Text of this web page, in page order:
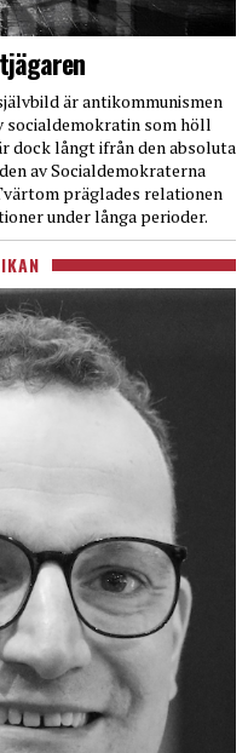
är antikommunismen
socialdemokratin som höll
dock långt ifrån den absoluta
av Socialdemokraterna
präglades relationen
under långa perioder.